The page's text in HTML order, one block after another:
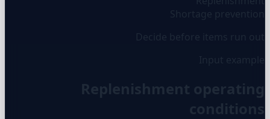
Shortage prevention
Decide before items run out
Input example
Replenishment operating
conditions